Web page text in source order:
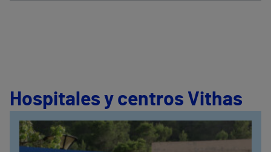
Hospitales y centros Vithas